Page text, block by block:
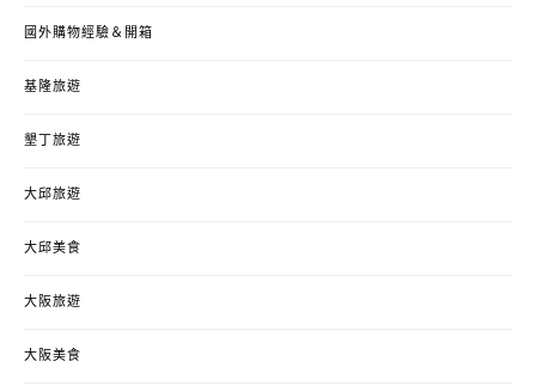
國外購物經驗＆開箱
基隆旅遊
墾丁旅遊
大邱旅遊
大邱美食
大阪旅遊
大阪美食